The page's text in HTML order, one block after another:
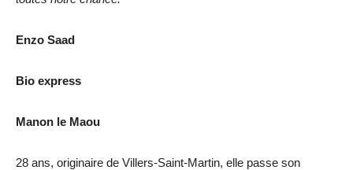
Enzo Saad
Bio express
Manon le Maou
28 ans, originaire de Villers-Saint-Martin, elle passe son